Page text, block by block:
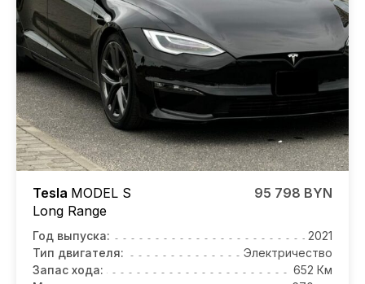
Tesla MODEL S
Long Range
95 798 BYN
Год выпуска:
2021
Тип двигателя:
Электричество
Запас хода:
652 Км